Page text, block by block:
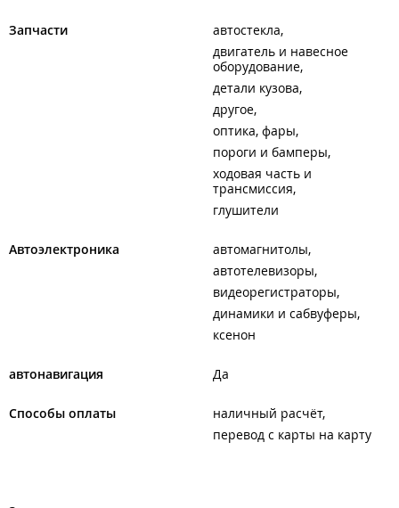
Запчасти
автостекла
двигатель и навесное
оборудование
детали кузова
другое
оптика, фары
пороги и бамперы
ходовая часть и
трансмиссия
глушители
Автоэлектроника
автомагнитолы
автотелевизоры
видеорегистраторы
динамики и сабвуферы
ксенон
автонавигация Да
Способы оплаты
наличный расчёт
перевод с карты на карту